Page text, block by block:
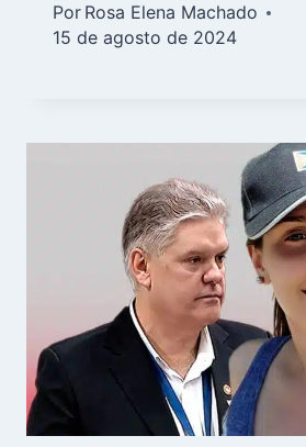
Por Rosa Elena Machado
15 de agosto de 2024